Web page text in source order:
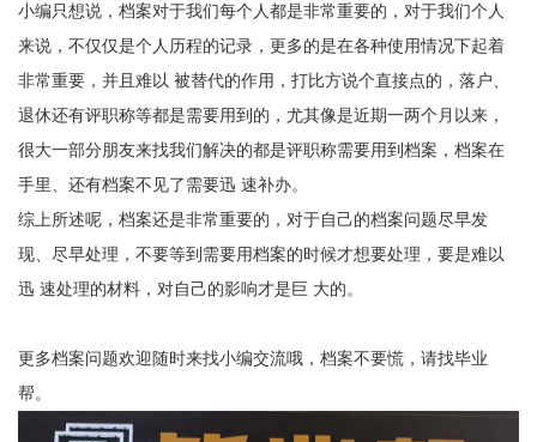
小编只想说，档案对于我们每个人都是非常重要的，对于我们个人
来说，不仅仅是个人历程的记录，更多的是在各种使用情况下起着
非常重要，并且难以 被替代的作用，打比方说个直接点的，落户、
退休还有评职称等都是需要用到的，尤其像是近期一两个月以来，
很大一部分朋友来找我们解决的都是评职称需要用到档案，档案在
手里、还有档案不见了需要迅 速补办。
综上所述呢，档案还是非常重要的，对于自己的档案问题尽早发
现、尽早处理，不要等到需要用档案的时候才想要处理，要是难以
迅 速处理的材料，对自己的影响才是巨 大的。
更多档案问题欢迎随时来找小编交流哦，档案不要慌，请找毕业
帮。